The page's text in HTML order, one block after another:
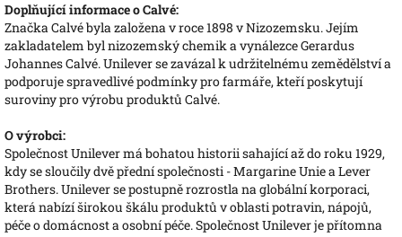
Doplňující informace o Calvé:
Značka Calvé byla založena v roce 1898 v Nizozemsku. Jejím
zakladatelem byl nizozemský chemik a vynálezce Gerardus
Johannes Calvé. Unilever se zavázal k udržitelnému zemědělství a
podporuje spravedlivé podmínky pro farmáře, kteří poskytují
suroviny pro výrobu produktů Calvé.
O výrobci:
Společnost Unilever má bohatou historii sahající až do roku 1929,
kdy se sloučily dvě přední společnosti - Margarine Unie a Lever
Brothers. Unilever se postupně rozrostla na globální korporaci,
která nabízí širokou škálu produktů v oblasti potravin, nápojů,
péče o domácnost a osobní péče. Společnost Unilever je přítomna